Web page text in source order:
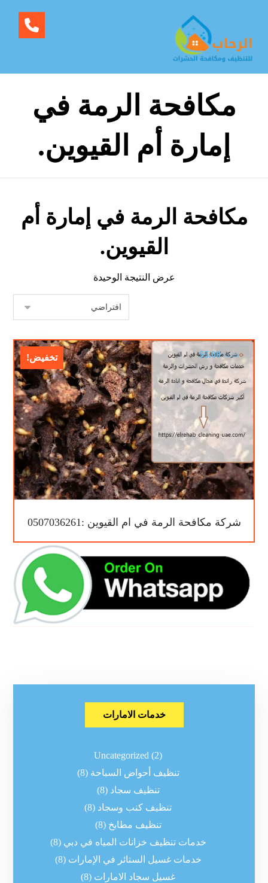
مكافحة الرمة في
إمارة أم القيوين.
مكافحة الرمة في إمارة أم
القيوين.
عرض النتيجة الوحيدة
تخفيض!
شركة مكافحة الرمة في ام القيوين :0507036261
$7.00
$5.00
خدمات الامارات
Uncategorized (2)
تنظيف أحواض السباحة (8)
تنظيف سجاد (8)
تنظيف كنب وسجاد (8)
تنظيف مطابخ (8)
خدمات تنظيف خزانات المياه في دبي (8)
خدمات غسيل الستائر في الإمارات (8)
غسيل سجاد الامارات (8)